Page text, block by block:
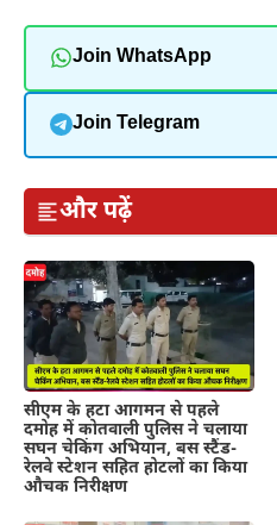
Join WhatsApp
Join Telegram
और पढ़ें
सीएम के हटा आगमन से पहले
दमोह में कोतवाली पुलिस ने चलाया
सघन चेकिंग अभियान, बस स्टैंड-
रेलवे स्टेशन सहित होटलों का किया
औचक निरीक्षण